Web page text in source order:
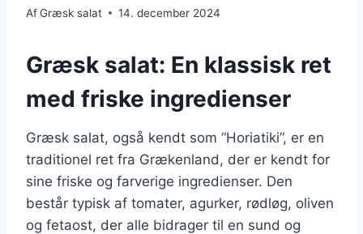
AfGræsk salat 14. december 2024
Græsk salat: En klassisk ret
med friske ingredienser
Græsk salat, også kendt som “Horiatiki”, er en
traditionel ret fra Grækenland, der er kendt for
sine friske og farverige ingredienser. Den
består typisk af tomater, agurker, rødløg, oliven
og fetaost, der alle bidrager til en sund og